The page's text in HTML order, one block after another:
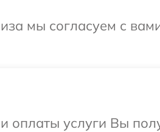
мы согласуем с
оплаты услуги Вы